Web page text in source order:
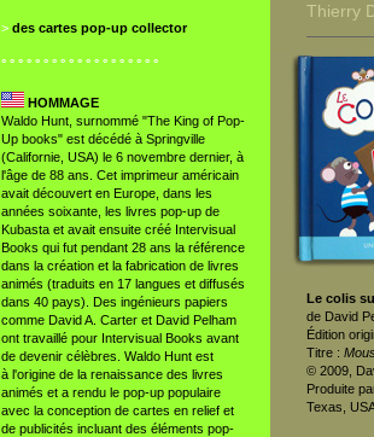
> des cartes pop-up collector
° ° ° ° ° ° ° ° ° ° ° ° ° ° ° ° ° ° °
HOMMAGE
Waldo Hunt, surnommé "The King of Pop-
Up books" est décédé à Springville
(Californie, USA) le 6 novembre dernier, à
l'âge de 88 ans. Cet imprimeur américain
avait découvert en Europe, dans les
années soixante, les livres pop-up de
Kubasta et avait ensuite créé Intervisual
Books qui fut pendant 28 ans la référence
dans la création et la fabrication de livres
animés (traduits en 17 langues et diffusés
dans 40 pays). Des ingénieurs papiers
comme David A. Carter et David Pelham
ont travaillé pour Intervisual Books avant
de devenir célèbres. Waldo Hunt est
à l'origine de la renaissance des livres
animés et a rendu le pop-up populaire
avec la conception de cartes en relief et
de publicités incluant des éléments pop-
Thierry
Le colis
de David
Édition
Titre :
© 2009,
Produite
Texas,